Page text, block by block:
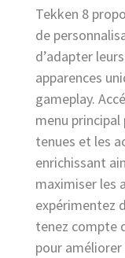
Tekken 8
de
d’adapter
apparences
gameplay.
menu
tenues et les
enrichissant
maximiser les
expérimentez
tenez compte
pour